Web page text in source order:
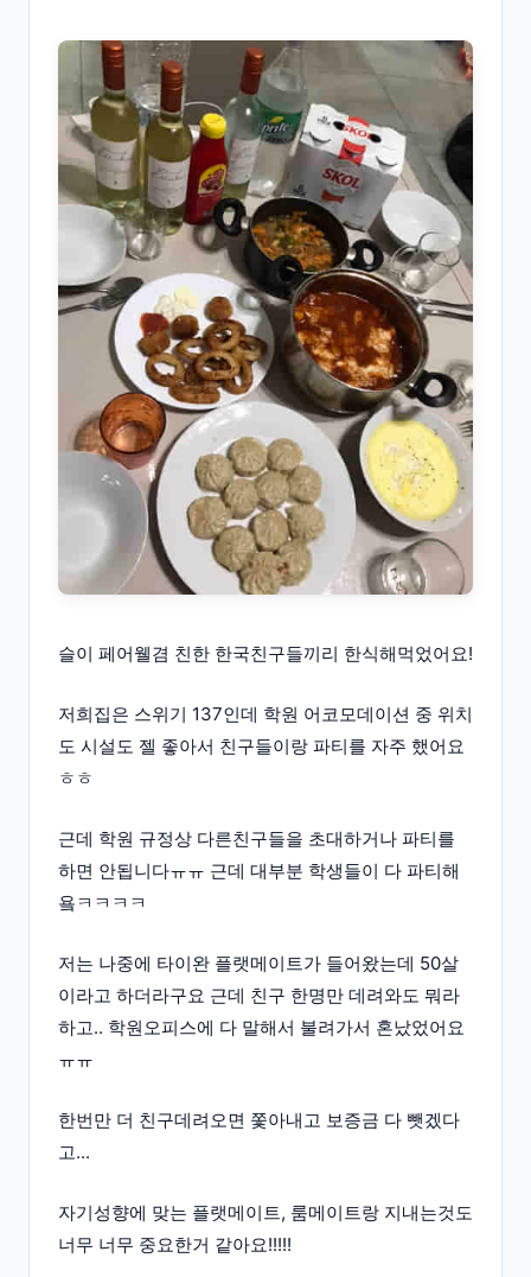
슬이 페어웰겸 친한 한국친구들끼리 한식해먹었어요!
저희집은 스위기 137인데 학원 어코모데이션 중 위치
도 시설도 젤 좋아서 친구들이랑 파티를 자주 했어요
ㅎㅎ
근데 학원 규정상 다른친구들을 초대하거나 파티를
하면 안됩니다ㅠㅠ 근데 대부분 학생들이 다 파티해
욬ㅋㅋㅋㅋ
저는 나중에 타이완 플랫메이트가 들어왔는데 50살
이라고 하더라구요 근데 친구 한명만 데려와도 뭐라
하고.. 학원오피스에 다 말해서 불려가서 혼났었어요
ㅠㅠ
한번만 더 친구데려오면 쫓아내고 보증금 다 뺏겠다
고...
자기성향에 맞는 플랫메이트, 룸메이트랑 지내는것도
너무 너무 중요한거 같아요!!!!!